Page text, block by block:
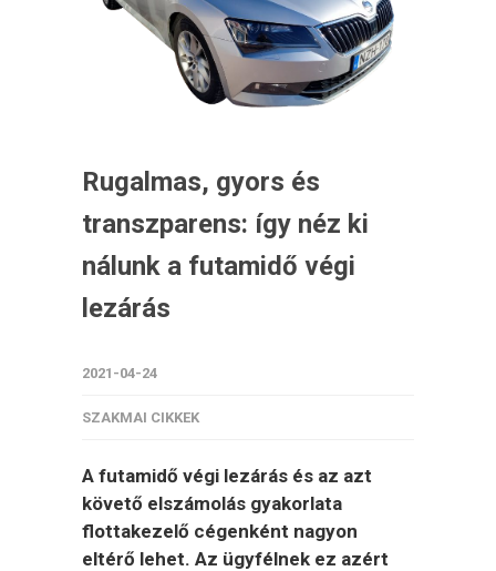
Rugalmas, gyors és
transzparens: így néz ki
nálunk a futamidő végi
lezárás
2021-04-24
SZAKMAI CIKKEK
A futamidő végi lezárás és az azt
követő elszámolás gyakorlata
flottakezelő cégenként nagyon
eltérő lehet. Az ügyfélnek ez azért